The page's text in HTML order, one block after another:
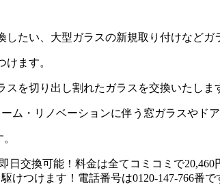
たい、大型ガラスの新規取り付けなどガ
ます。
を切り出し割れたガラスを交換いたしま
・リノベーションに伴う窓ガラスやド